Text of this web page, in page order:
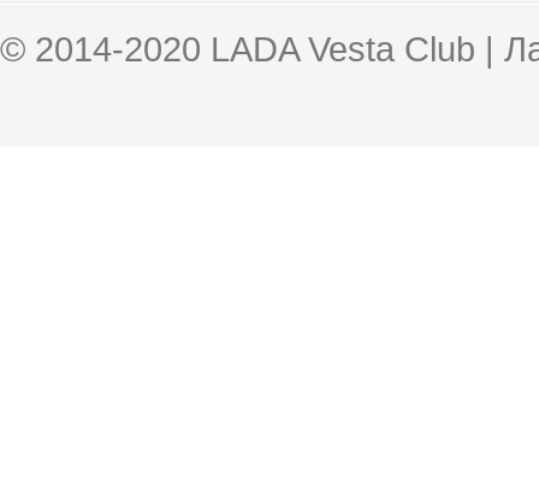
© 2014-2020 LADA Vesta Club |